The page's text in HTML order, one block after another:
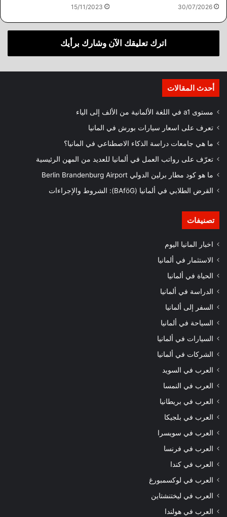
30/07/2026
15/11/2023
اترك تعليقك الآن وشارك برأيك
أحدث المقالات
مستوى a1 في اللغة الألمانية من الألف إلى الياء
تعرف على اسعار سيارات بورش في المانيا
ما هي جامعات دراسة الذكاء الاصطناعي في المانيا؟
تعرّف على رواتب العمل في ألمانيا للعديد من المهن الرئيسية
ما هو كود مطار برلين الدولي Berlin Brandenburg Airport
القرض الطلابي في ألمانيا (BAföG): الشروط والإجراءات
تصنيفات
اخبار المانيا اليوم
الاستثمار في ألمانيا
الحياة في ألمانيا
الدراسة في ألمانيا
السفر إلى ألمانيا
السياحة في ألمانيا
السيارات في ألمانيا
الشركات في ألمانيا
العرب في السويد
العرب في النمسا
العرب في بريطانيا
العرب في بلجيكا
العرب في سويسرا
العرب في فرنسا
العرب في كندا
العرب في لوكسمبورغ
العرب في ليختنشتاين
العرب في هولندا